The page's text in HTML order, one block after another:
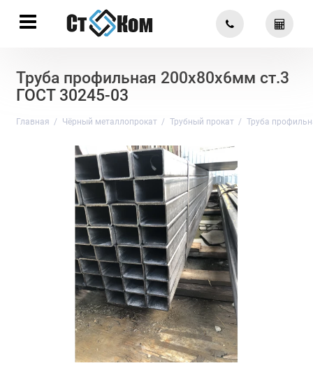
Труба профильная 200х80х6мм ст.3
ГОСТ 30245-03
Главная Чёрный металлопрокат Трубный прокат Труба